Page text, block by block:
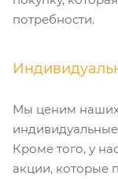
потребности.
Мы ценим наших
Кроме того, у
акции, которые